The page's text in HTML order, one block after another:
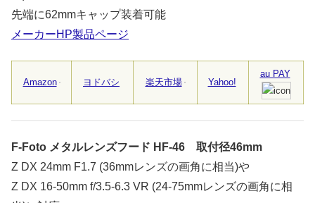
先端に62mmキャップ装着可能
メーカーHP製品ページ
Amazon ヨドバシ 楽天市場 Yahoo!
au PAY
F-Foto メタルレンズフード HF-46 取付径46mm
Z DX 24mm F1.7 (36mmレンズの画角に相当)や
Z DX 16-50mm f/3.5-6.3 VR (24-75mmレンズの画角に相